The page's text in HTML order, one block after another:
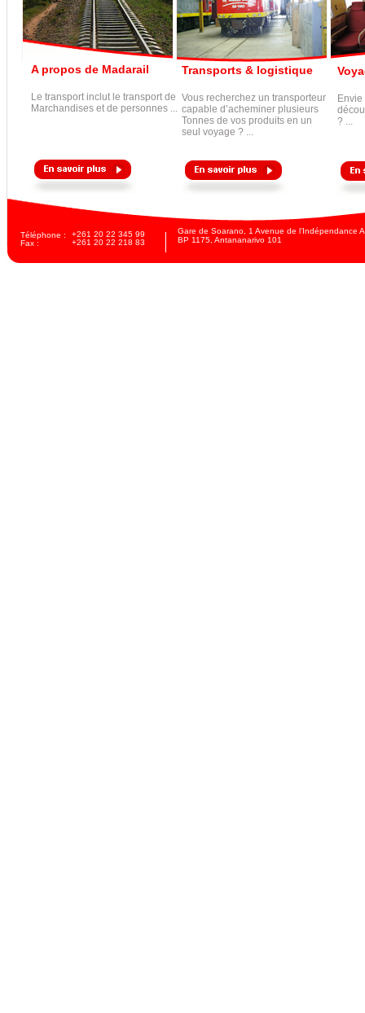
A propos de Madarail
Le transport inclut le transport de
Marchandises et de personnes ...
Transports & logistique
Vous recherchez un transporteur
capable d’acheminer plusieurs
Tonnes de vos produits en un
seul voyage ? ...
? ...
Téléphone :
+261 20 22 345 99
Fax :
+261 20 22 218 83
Gare de Soarano, 1 Avenue de l’Indépendance
BP 1175, Antananarivo 101